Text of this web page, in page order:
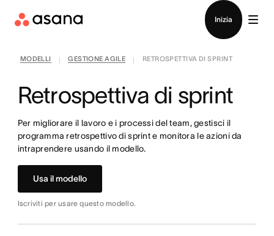
Inizia
MODELLI GESTIONE AGILE RETROSPETTIVA DI SPRINT
Retrospettiva di sprint
Per migliorare il lavoro e i processi del team, gestisci il
programma retrospettivo di sprint e monitora le azioni da
intraprendere usando il modello.
Usa il modello
Iscriviti per usare questo modello.